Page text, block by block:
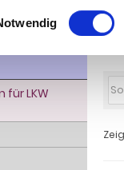
Einwilligungsauswahl
Canada
für LKW